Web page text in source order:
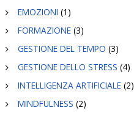
EMOZIONI (1)
FORMAZIONE(3)
GESTIONE DEL TEMPO (3)
GESTIONE DELLO STRESS (4)
INTELLIGENZA ARTIFICIALE(2)
MINDFULNESS (2)